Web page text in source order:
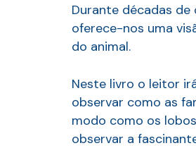
Durante décadas
oferece-nos uma
do animal.
Neste livro o leitor
observar como as
modo como os
observar a